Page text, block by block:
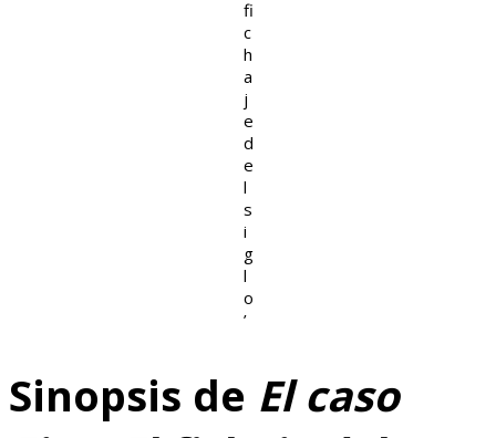
fi
c
h
a
j
e
d
e
l
s
i
g
l
o
’
Sinopsis de El caso